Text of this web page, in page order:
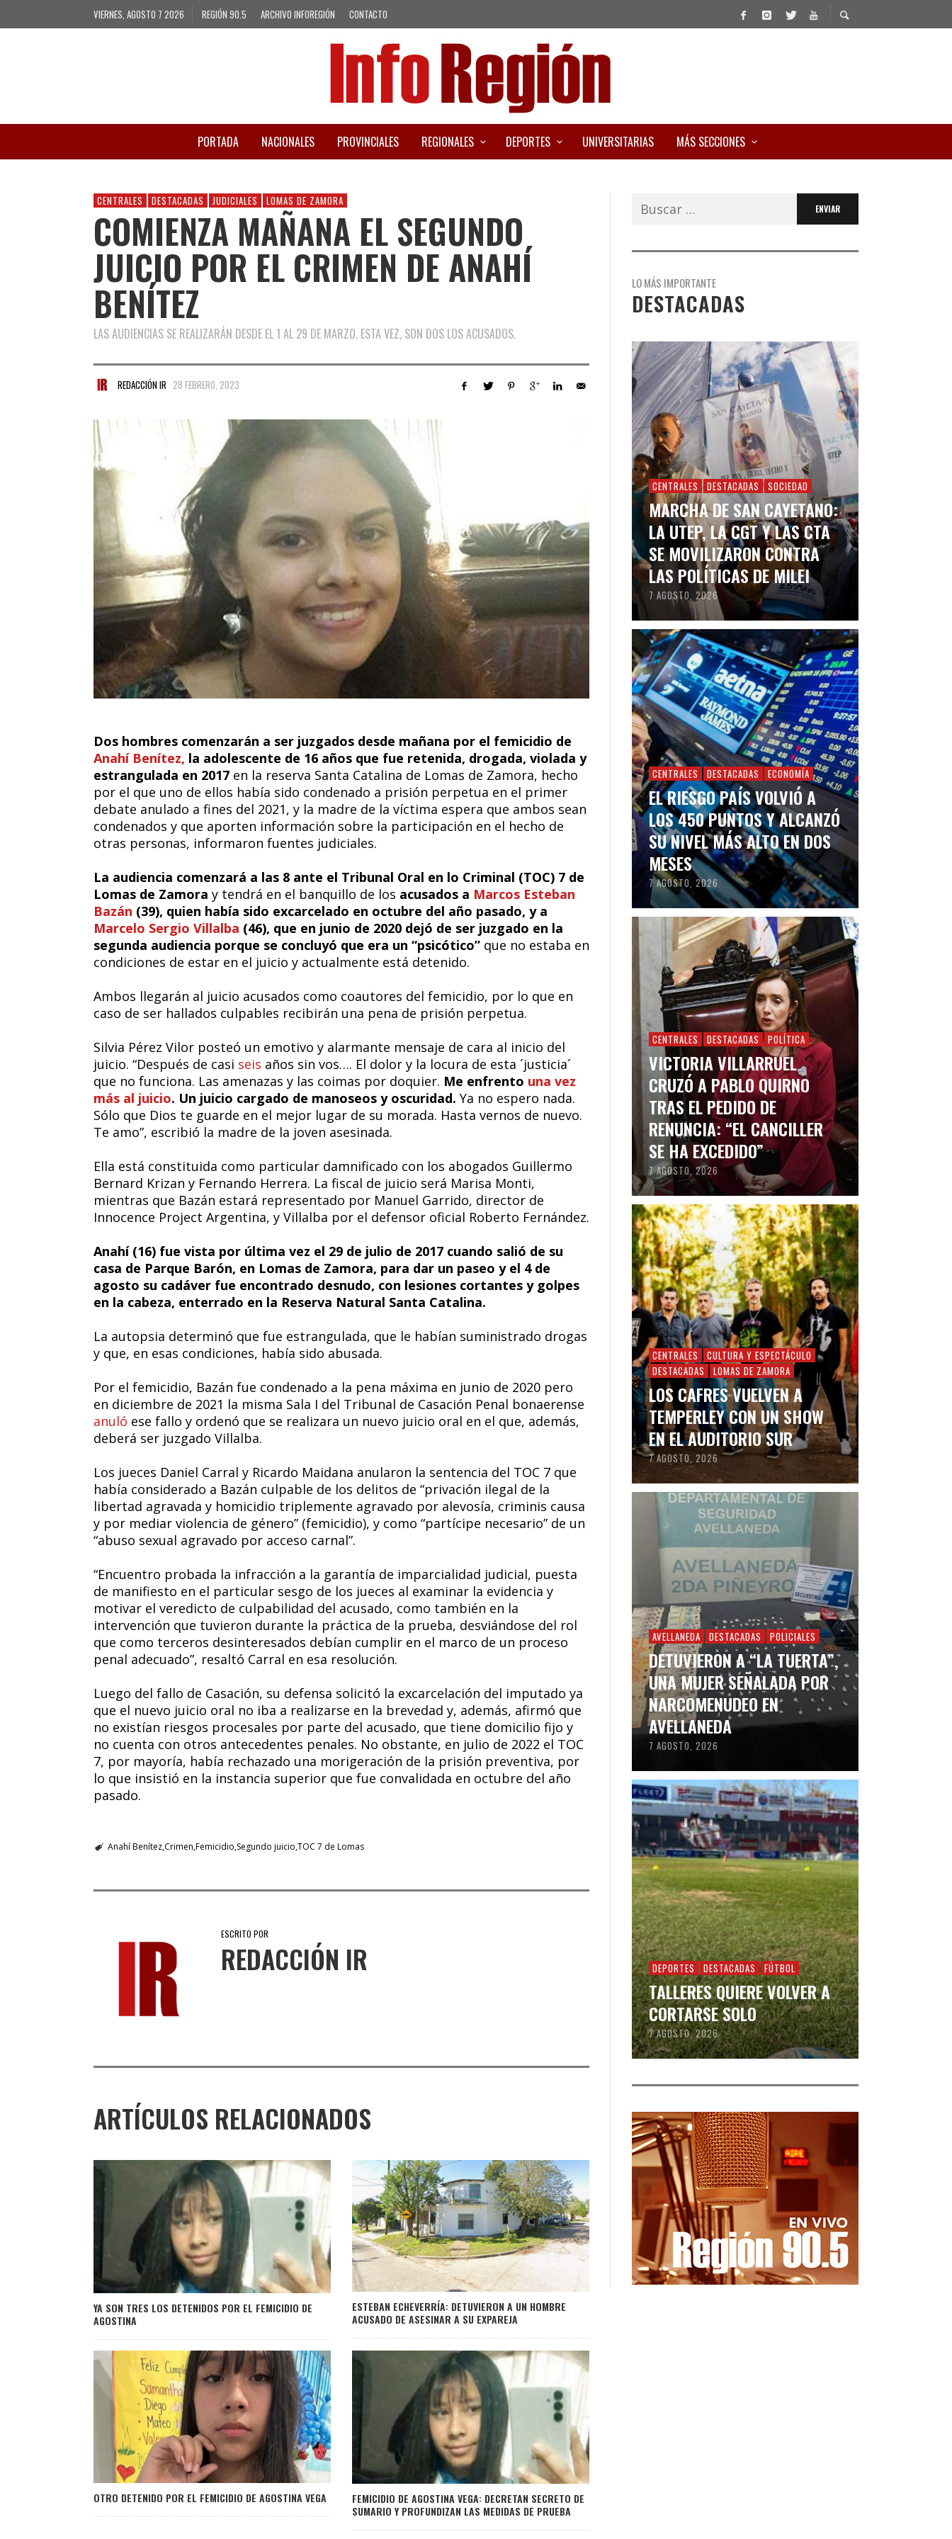
VIERNES, AGOSTO 7 2026 REGIÓN 90.5 ARCHIVO INFOREGIÓN CONTACTO
PORTADA NACIONALES PROVINCIALES REGIONALES DEPORTES UNIVERSITARIAS MÁS SECCIONES
CENTRALES DESTACADAS JUDICIALES LOMAS DE ZAMORA
COMIENZA MAÑANA EL SEGUNDO
JUICIO POR EL CRIMEN DE ANAHÍ
BENÍTEZ
LAS AUDIENCIAS SE REALIZARÁN DESDE EL 1 AL 29 DE MARZO. ESTA VEZ, SON DOS LOS ACUSADOS.
REDACCIÓN IR 28 FEBRERO, 2023
Dos hombres comenzarán a ser juzgados desde mañana por el femicidio de
Anahí Benítez, la adolescente de 16 años que fue retenida, drogada, violada y
estrangulada en 2017 en la reserva Santa Catalina de Lomas de Zamora, hecho
por el que uno de ellos había sido condenado a prisión perpetua en el primer
debate anulado a fines del 2021, y la madre de la víctima espera que ambos sean
condenados y que aporten información sobre la participación en el hecho de
otras personas, informaron fuentes judiciales.
La audiencia comenzará a las 8 ante el Tribunal Oral en lo Criminal (TOC) 7 de
Lomas de Zamora y tendrá en el banquillo de los acusados a Marcos Esteban
Bazán (39), quien había sido excarcelado en octubre del año pasado, y a
Marcelo Sergio Villalba (46), que en junio de 2020 dejó de ser juzgado en la
segunda audiencia porque se concluyó que era un “psicótico” que no estaba en
condiciones de estar en el juicio y actualmente está detenido.
Ambos llegarán al juicio acusados como coautores del femicidio, por lo que en
caso de ser hallados culpables recibirán una pena de prisión perpetua.
Silvia Pérez Vilor posteó un emotivo y alarmante mensaje de cara al inicio del
juicio. “Después de casi seis años sin vos…. El dolor y la locura de esta ´justicia´
que no funciona. Las amenazas y las coimas por doquier. Me enfrento una vez
más al juicio. Un juicio cargado de manoseos y oscuridad. Ya no espero nada.
Sólo que Dios te guarde en el mejor lugar de su morada. Hasta vernos de nuevo.
Te amo”, escribió la madre de la joven asesinada.
Ella está constituida como particular damnificado con los abogados Guillermo
Bernard Krizan y Fernando Herrera. La fiscal de juicio será Marisa Monti,
mientras que Bazán estará representado por Manuel Garrido, director de
Innocence Project Argentina, y Villalba por el defensor oficial Roberto Fernández.
Anahí (16) fue vista por última vez el 29 de julio de 2017 cuando salió de su
casa de Parque Barón, en Lomas de Zamora, para dar un paseo y el 4 de
agosto su cadáver fue encontrado desnudo, con lesiones cortantes y golpes
en la cabeza, enterrado en la Reserva Natural Santa Catalina.
La autopsia determinó que fue estrangulada, que le habían suministrado drogas
y que, en esas condiciones, había sido abusada.
Por el femicidio, Bazán fue condenado a la pena máxima en junio de 2020 pero
en diciembre de 2021 la misma Sala I del Tribunal de Casación Penal bonaerense
anuló ese fallo y ordenó que se realizara un nuevo juicio oral en el que, además,
deberá ser juzgado Villalba.
Los jueces Daniel Carral y Ricardo Maidana anularon la sentencia del TOC 7 que
había considerado a Bazán culpable de los delitos de “privación ilegal de la
libertad agravada y homicidio triplemente agravado por alevosía, criminis causa
y por mediar violencia de género” (femicidio), y como “partícipe necesario” de un
“abuso sexual agravado por acceso carnal”.
“Encuentro probada la infracción a la garantía de imparcialidad judicial, puesta
de manifiesto en el particular sesgo de los jueces al examinar la evidencia y
motivar el veredicto de culpabilidad del acusado, como también en la
intervención que tuvieron durante la práctica de la prueba, desviándose del rol
que como terceros desinteresados debían cumplir en el marco de un proceso
penal adecuado”, resaltó Carral en esa resolución.
Luego del fallo de Casación, su defensa solicitó la excarcelación del imputado ya
que el nuevo juicio oral no iba a realizarse en la brevedad y, además, afirmó que
no existían riesgos procesales por parte del acusado, que tiene domicilio fijo y
no cuenta con otros antecedentes penales. No obstante, en julio de 2022 el TOC
7, por mayoría, había rechazado una morigeración de la prisión preventiva, por
lo que insistió en la instancia superior que fue convalidada en octubre del año
pasado.
Anahí BenítezCrimen Femicidio Segundo juicio TOC 7 de Lomas
ESCRITO POR
REDACCIÓN IR
ARTÍCULOS RELACIONADOS
YA SON TRES LOS DETENIDOS POR EL FEMICIDIO DE
AGOSTINA
ESTEBAN ECHEVERRÍA: DETUVIERON A UN HOMBRE
ACUSADO DE ASESINAR A SU EXPAREJA
OTRO DETENIDO POR EL FEMICIDIO DE AGOSTINA VEGA
FEMICIDIO DE AGOSTINA VEGA: DECRETAN SECRETO DE
SUMARIO Y PROFUNDIZAN LAS MEDIDAS DE PRUEBA
Buscar:
LO MÁS IMPORTANTE
DESTACADAS
CENTRALES DESTACADAS SOCIEDAD
MARCHA DE SAN CAYETANO:
LA UTEP, LA CGT Y LAS CTA
SE MOVILIZARON CONTRA
LAS POLÍTICAS DE MILEI
7 AGOSTO, 2026
CENTRALES DESTACADAS ECONOMÍA
EL RIESGO PAÍS VOLVIÓ A
LOS 450 PUNTOS Y ALCANZÓ
SU NIVEL MÁS ALTO EN DOS
MESES
7 AGOSTO, 2026
CENTRALES DESTACADAS POLÍTICA
VICTORIA VILLARRUEL
CRUZÓ A PABLO QUIRNO
TRAS EL PEDIDO DE
RENUNCIA: “EL CANCILLER
SE HA EXCEDIDO”
7 AGOSTO, 2026
CENTRALES
CULTURA Y ESPECTÁCULO
DESTACADAS
LOMAS DE ZAMORA
LOS CAFRES VUELVEN A
TEMPERLEY CON UN SHOW
EN EL AUDITORIO SUR
7 AGOSTO, 2026
AVELLANEDA DESTACADAS POLICIALES
DETUVIERON A “LA TUERTA”,
UNA MUJER SEÑALADA POR
NARCOMENUDEO EN
AVELLANEDA
7 AGOSTO, 2026
DEPORTES DESTACADAS FÚTBOL
TALLERES QUIERE VOLVER A
CORTARSE SOLO
7 AGOSTO, 2026